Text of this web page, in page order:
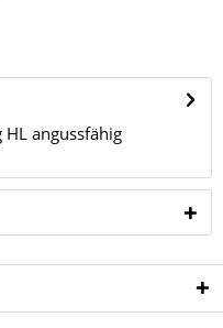
angussfähig